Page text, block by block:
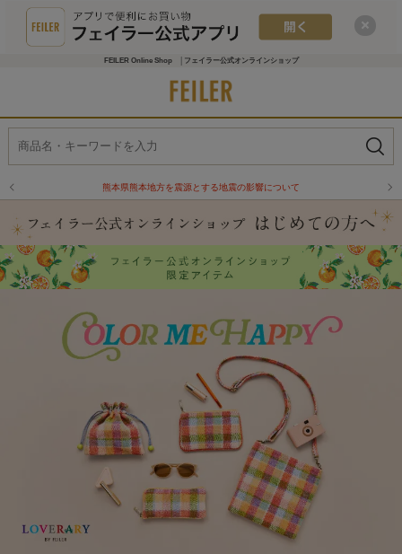
FEILER Online Shop │フェイラー公式オンラインショップ
ついて 物流倉庫の休業に伴う配送のお